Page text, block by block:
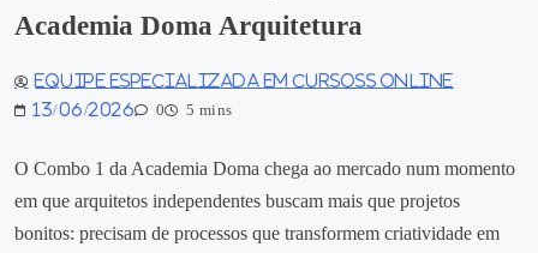
Academia Doma Arquitetura
Equipe especializada em Cursoss Online
13/06/2026
0 5 mins
O Combo 1 da Academia Doma chega ao mercado num momento
em que arquitetos independentes buscam mais que projetos
bonitos: precisam de processos que transformem criatividade em